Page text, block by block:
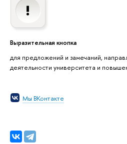
Выразительная кнопка
для предложений и замечаний,
деятельности университета и
Мы ВКонтакте